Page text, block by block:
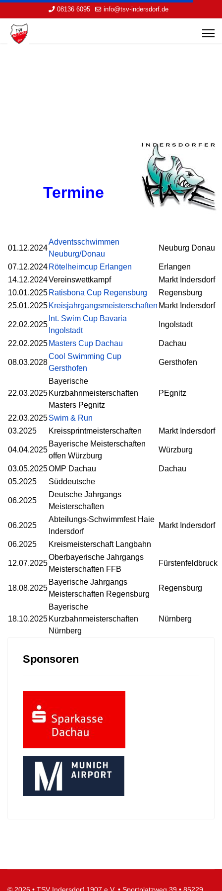
08136 6095 info@tsv-indersdorf.de
Termine
01.12.2024
Adventsschwimmen
Neuburg/Donau
Neuburg Donau
07.12.2024 Rötelheimcup Erlangen
Erlangen
14.12.2024Vereinswettkampf
Markt Indersdorf
10.01.2025 Ratisbona Cup Regensburg
Regensburg
25.01.2025 Kreisjahrgangsmeisterschaften Markt Indersdorf
22.02.2025
Int. Swim Cup Bavaria
Ingolstadt
Ingolstadt
22.02.2025 Masters Cup Dachau Dachau
08.03.2028
Cool Swimming Cup
Gersthofen
Gersthofen
22.03.2025
Bayerische
Kurzbahnmeisterschaften
Masters Pegnitz
PEgnitz
22.03.2025Swim & Run
03.2025
Kreissprintmeisterschaften Markt Indersdorf
04.04.2025
Bayerische Meisterschaften
offen Würzburg
Würzburg
03.05.2025OMP Dachau
Dachau
05.2025
Süddeutsche
06.2025
Deutsche Jahrgangs
Meisterschaften
06.2025
Abteilungs-Schwimmfest Haie
Indersdorf
Markt Indersdorf
06.2025 Kreismeisterschaft Langbahn
12.07.2025
Oberbayerische Jahrgangs
Meisterschaften FFB
Fürstenfeldbruck
18.08.2025
Bayerische Jahrgangs
Meisterschaften Regensburg
Regensburg
18.10.2025
Bayerische
Kurzbahnmeisterschaften
Nürnberg
Nürnberg
Sponsoren